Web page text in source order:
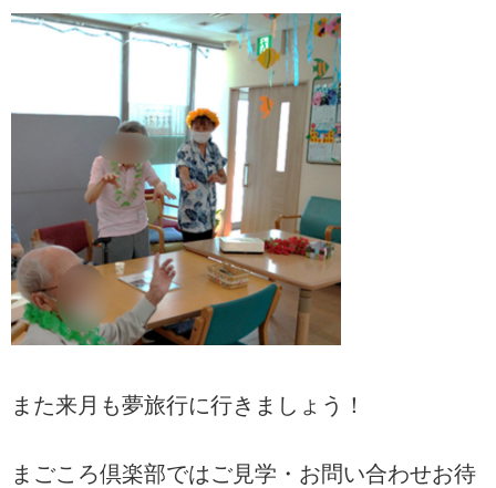
また来月も夢旅行に行きましょう！
まごころ倶楽部ではご見学・お問い合わせお待